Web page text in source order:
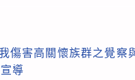
傷害高關懷族群之覺察
導